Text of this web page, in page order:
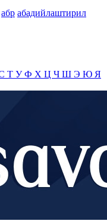
абр абадийлаштирил
Т УФ Х Ц Ч Ш Э Ю Я